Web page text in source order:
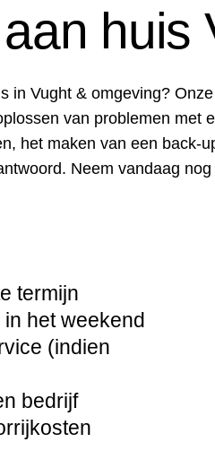
huis
in Vught & omgeving?
van problemen met
het maken van een back-
Neem vandaag
termijn
in het weekend
(indien
bedrijf